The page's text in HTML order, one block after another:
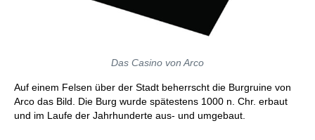
Das Casino von Arco
Auf einem Felsen über der Stadt beherrscht die Burgruine von
Arco das Bild. Die Burg wurde spätestens 1000 n. Chr. erbaut
und im Laufe der Jahrhunderte aus- und umgebaut.